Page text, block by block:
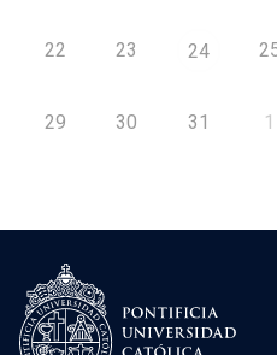
22 23 24
29 30 31 1